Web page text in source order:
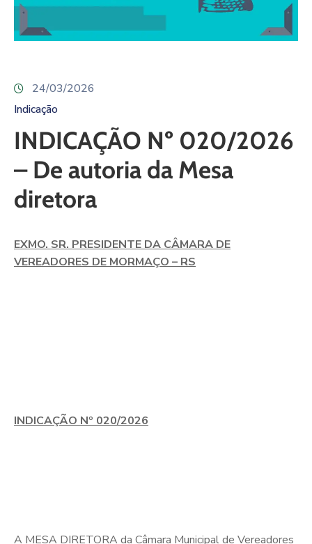
24/03/2026
Indicação
INDICAÇÃO Nº 020/2026
– De autoria da Mesa
diretora
EXMO. SR. PRESIDENTE DA CÂMARA DE
VEREADORES DE MORMAÇO – RS
INDICAÇÃO Nº 020/2026
A MESA DIRETORA da Câmara Municipal de Vereadores